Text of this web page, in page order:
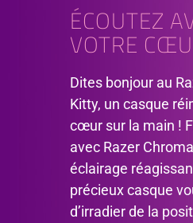
ÉCOUTEZ
VOTRE
Dites bonjour au
Kitty, un casque
cœur sur la main !
avec Razer
éclairage
précieux casque
d’irradier de la